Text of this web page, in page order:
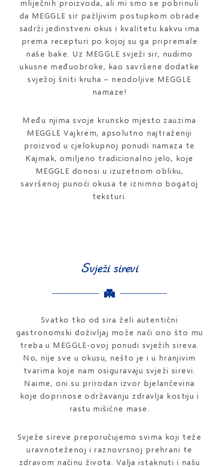
mliječnih proizvoda, ali mi smo se pobrinuli
da MEGGLE sir pažljivim postupkom obrade
sadrži jedinstveni okus i kvalitetu kakvu ima
prema recepturi po kojoj su ga pripremale
naše bake. Uz MEGGLE svježi sir, nudimo
ukusne međuobroke, kao savršene dodatke
svježoj šniti kruha – neodoljive MEGGLE
namaze!
Među njima svoje krunsko mjesto zauzima
MEGGLE Vajkrem, apsolutno najtraženiji
proizvod u cjelokupnoj ponudi namaza te
Kajmak, omiljeno tradicionalno jelo, koje
MEGGLE donosi u izuzetnom obliku,
savršenoj punoći okusa te iznimno bogatoj
teksturi.
Svježi sirevi
Svatko tko od sira želi autentični
gastronomski doživljaj može naći ono što mu
treba u MEGGLE-ovoj ponudi svježih sireva.
No, nije sve u okusu, nešto je i u hranjivim
tvarima koje nam osiguravaju svježi sirevi.
Naime, oni su prirodan izvor bjelančevina
koje doprinose održavanju zdravlja kostiju i
rastu mišićne mase.
Svježe sireve preporučujemo svima koji teže
uravnoteženoj i raznovrsnoj prehrani te
zdravom načinu života. Valja istaknuti i našu